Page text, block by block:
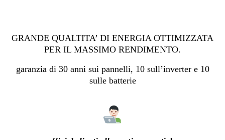
GRANDE QUALTITA’ DI ENERGIA OTTIMIZZATA
PER IL MASSIMO RENDIMENTO.
garanzia di 30 anni sui pannelli, 10 sull’inverter e 10
sulle batterie